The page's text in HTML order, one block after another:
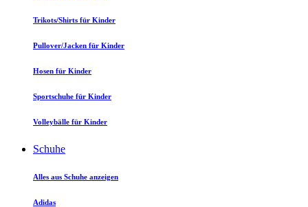
Trikots/Shirts für Kinder
Pullover/Jacken für Kinder
Hosen für Kinder
Sportschuhe für Kinder
Volleybälle für Kinder
Schuhe
Alles aus Schuhe anzeigen
Adidas